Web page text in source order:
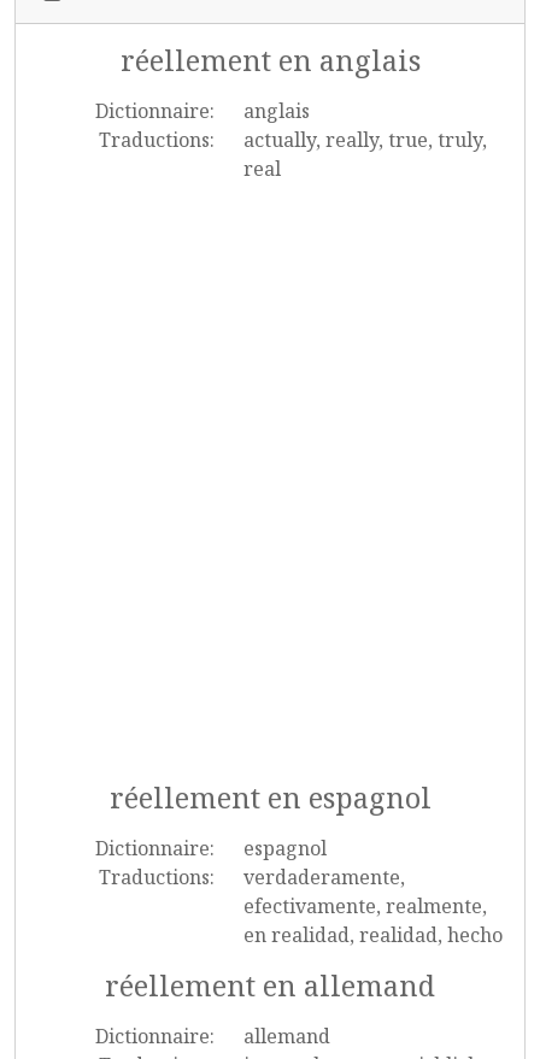
réellement en anglais
Dictionnaire:
anglais
Traductions:
actually, really, true, truly,
real
réellement en espagnol
Dictionnaire:
espagnol
Traductions:
verdaderamente,
efectivamente, realmente,
en realidad, realidad, hecho
réellement en allemand
Dictionnaire:
allemand